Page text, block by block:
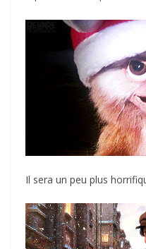
Il sera un peu plus